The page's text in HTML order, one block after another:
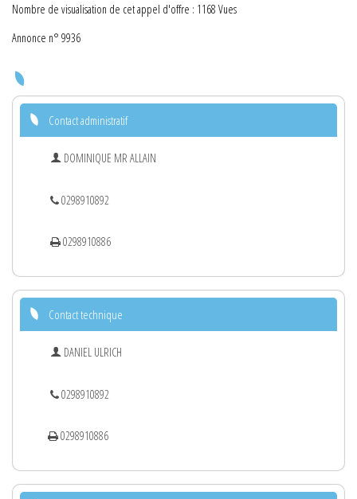
Nombre de visualisation de cet appel d'offre : 1168 Vues
Annonce n° 9936
Contact administratif
DOMINIQUE MR ALLAIN
0298910892
0298910886
Contact technique
DANIEL ULRICH
0298910892
0298910886